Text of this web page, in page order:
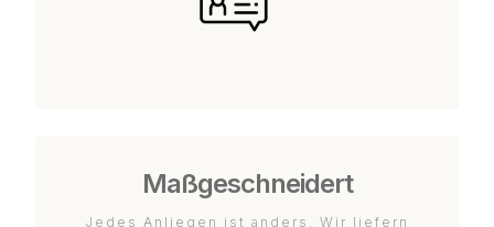
Maßgeschneidert
Jedes Anliegen ist anders. Wir liefern